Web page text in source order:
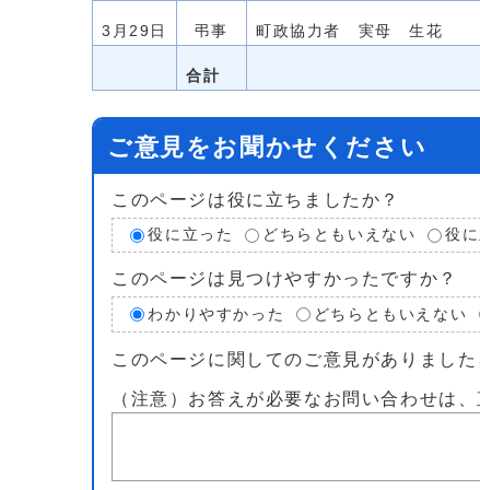
3月29日 弔事 町政協力者 実母 生花
合計
ご意見をお聞かせください
このページは役に立ちましたか？
役に立った どちらともいえない 役
このページは見つけやすかったですか？
わかりやすかった どちらともいえない
このページに関してのご意見がありました
（注意）お答えが必要なお問い合わせは